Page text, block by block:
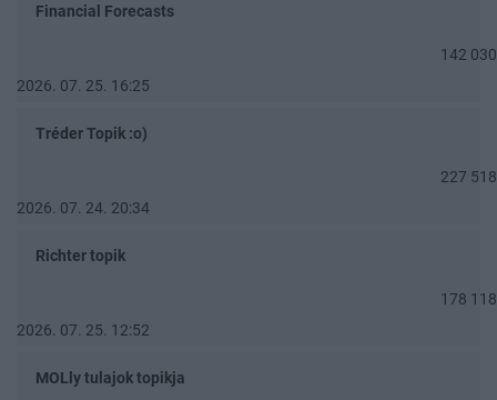
Financial Forecasts
142 030
2026. 07. 25. 16:25
Tréder Topik :o)
227 518
2026. 07. 24. 20:34
Richter topik
178 118
2026. 07. 25. 12:52
MOLly tulajok topikja